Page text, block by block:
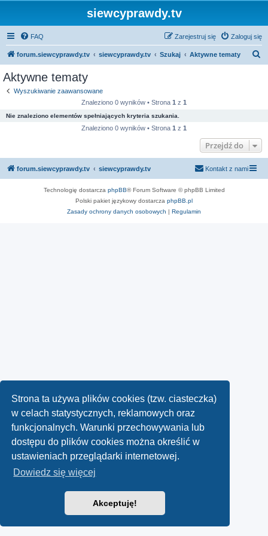
Strona ta używa plików cookies (tzw. ciasteczka)
w celach statystycznych, reklamowych oraz
funkcjonalnych. Warunki przechowywania lub
dostępu do plików cookies można określić w
ustawieniach przeglądarki internetowej.
Dowiedz się więcej
Akceptuję!
siewcyprawdy.tv
FAQ Zaloguj się
Zarejestruj się
forum.siewcyprawdy.tv siewcyprawdy.tv Szukaj Aktywne tematy
Aktywne tematy
Wyszukiwanie zaawansowane
Znaleziono 0 wyników • Strona 1 z 1
Nie znaleziono elementów spełniających kryteria szukania.
Znaleziono 0 wyników • Strona 1 z 1
Przejdź do
forum.siewcyprawdy.tv siewcyprawdy.tv Kontakt z nami
Technologię dostarcza phpBB® Forum Software © phpBB Limited
Polski pakiet językowy dostarcza phpBB.pl
Zasady ochrony danych osobowych | Regulamin